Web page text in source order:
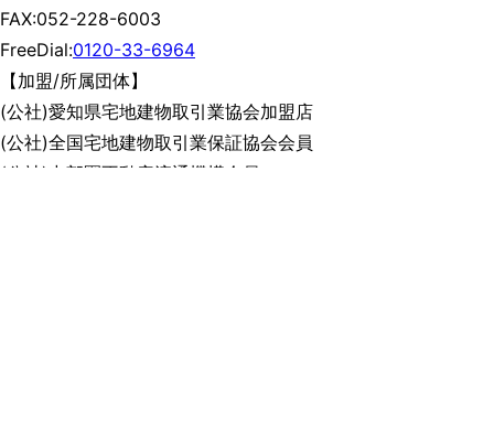
FAX:052-228-6003
FreeDial:0120-33-6964
【加盟/所属団体】
(公社)愛知県宅地建物取引業協会加盟店
(公社)全国宅地建物取引業保証協会会員
(公社)中部圏不動産流通機構会員